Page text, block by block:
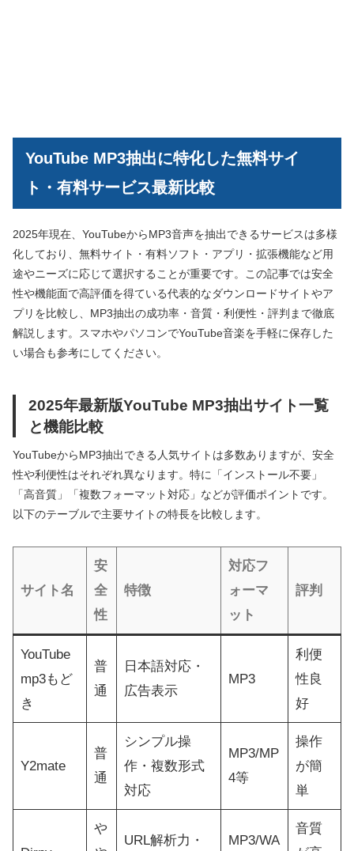
YouTube MP3抽出に特化した無料サイ
ト・有料サービス最新比較
2025年現在、YouTubeからMP3音声を抽出できるサービスは多様
化しており、無料サイト・有料ソフト・アプリ・拡張機能など用
途やニーズに応じて選択することが重要です。この記事では安全
性や機能面で高評価を得ている代表的なダウンロードサイトやア
プリを比較し、MP3抽出の成功率・音質・利便性・評判まで徹底
解説します。スマホやパソコンでYouTube音楽を手軽に保存した
い場合も参考にしてください。
2025年最新版YouTube MP3抽出サイト一覧
と機能比較
YouTubeからMP3抽出できる人気サイトは多数ありますが、安全
性や利便性はそれぞれ異なります。特に「インストール不要」
「高音質」「複数フォーマット対応」などが評価ポイントです。
以下のテーブルで主要サイトの特長を比較します。
サイト名
安
全
性
特徴
対応フ
ォーマ
ット
評判
YouTube
mp3もど
き
普
通
日本語対応・
広告表示
MP3
利便
性良
好
Y2mate
普
通
シンプル操
作・複数形式
対応
MP3/MP
4等
操作
が簡
単
や
URL解析力・ MP3/WA
音質